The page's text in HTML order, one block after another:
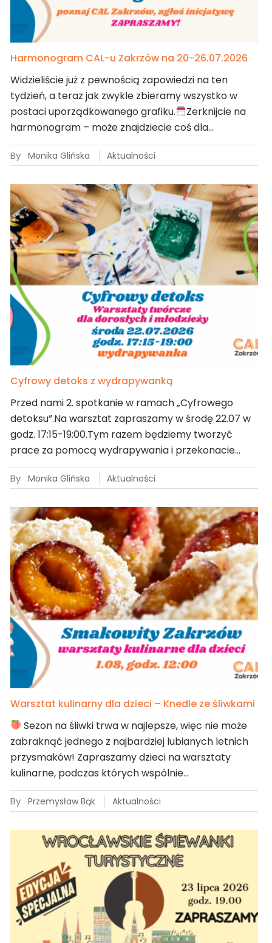
Harmonogram CAL-u Zakrzów na 20-26.07.2026
Widzieliście już z pewnością zapowiedzi na ten
tydzień, a teraz jak zwykle zbieramy wszystko w
postaci uporządkowanego grafiku.
Zerknijcie na
harmonogram – może znajdziecie coś dla…
By Monika Glińska Aktualności
Cyfrowy detoks z wydrapywanką
Przed nami 2. spotkanie w ramach „Cyfrowego
detoksu”.Na warsztat zapraszamy w środę 22.07 w
godz. 17:15-19:00.Tym razem będziemy tworzyć
prace za pomocą wydrapywania i przekonacie…
By Monika Glińska Aktualności
Warsztat kulinarny dla dzieci – Knedle ze śliwkami
Sezon na śliwki trwa w najlepsze, więc nie może
zabraknąć jednego z najbardziej lubianych letnich
przysmaków! Zapraszamy dzieci na warsztaty
kulinarne, podczas których wspólnie…
By Przemysław Bąk Aktualności